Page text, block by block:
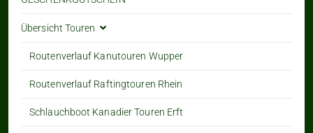
Übersicht Touren
Routenverlauf Kanutouren Wupper
Routenverlauf Raftingtouren Rhein
Schlauchboot Kanadier Touren Erft